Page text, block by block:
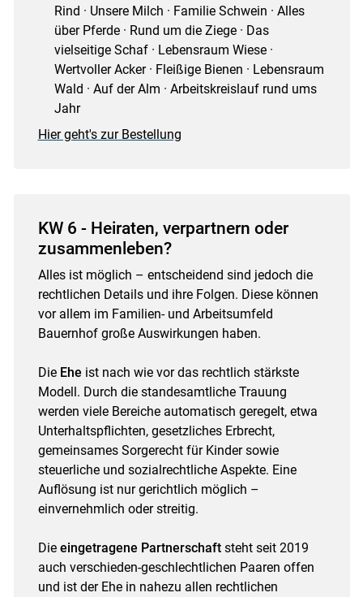
Rind · Unsere Milch · Familie Schwein · Alles
über Pferde · Rund um die Ziege · Das
vielseitige Schaf · Lebensraum Wiese ·
Wertvoller Acker · Fleißige Bienen · Lebensraum
Wald · Auf der Alm · Arbeitskreislauf rund ums
Jahr
Hier geht's zur Bestellung
KW 6 - Heiraten, verpartnern oder
zusammenleben?
Alles ist möglich – entscheidend sind jedoch die
rechtlichen Details und ihre Folgen. Diese können
vor allem im Familien- und Arbeitsumfeld
Bauernhof große Auswirkungen haben.
Die Ehe ist nach wie vor das rechtlich stärkste
Modell. Durch die standesamtliche Trauung
werden viele Bereiche automatisch geregelt, etwa
Unterhaltspflichten, gesetzliches Erbrecht,
gemeinsames Sorgerecht für Kinder sowie
steuerliche und sozialrechtliche Aspekte. Eine
Auflösung ist nur gerichtlich möglich –
einvernehmlich oder streitig.
Dieeingetragene Partnerschaft steht seit 2019
auch verschieden-geschlechtlichen Paaren offen
und ist der Ehe in nahezu allen rechtlichen